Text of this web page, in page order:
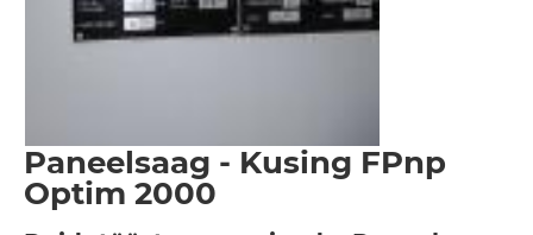
Paneelsaag - Kusing FPnp
Optim 2000